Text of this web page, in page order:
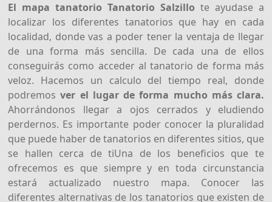
El mapa tanatorio Tanatorio Salzillo te ayudase a
localizar los diferentes tanatorios que hay en cada
localidad, donde vas a poder tener la ventaja de llegar
de una forma más sencilla. De cada una de ellos
conseguirás como acceder al tanatorio de forma más
veloz. Hacemos un calculo del tiempo real, donde
podremos ver el lugar de forma mucho más clara.
Ahorrándonos llegar a ojos cerrados y eludiendo
perdernos. Es importante poder conocer la pluralidad
que puede haber de tanatorios en diferentes sitios, que
se hallen cerca de tiUna de los beneficios que te
ofrecemos es que siempre y en toda circunstancia
estará actualizado nuestro mapa. Conocer las
diferentes alternativas de los tanatorios que existen de